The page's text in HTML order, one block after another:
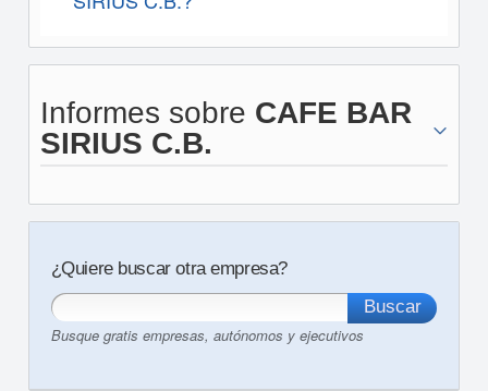
Informes sobre CAFE BAR
SIRIUS C.B.
¿Quiere buscar otra empresa?
Busque gratis empresas, autónomos y ejecutivos